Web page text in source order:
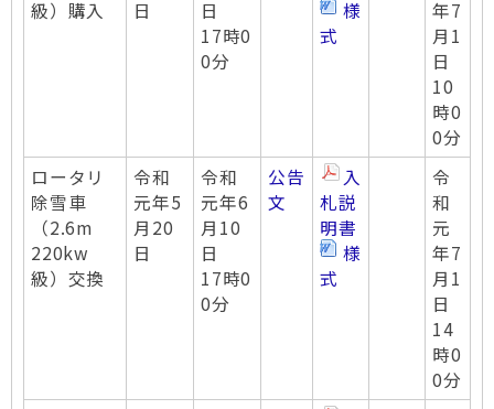
級）購入
日
日
17時0
0分
様
式
年7
月1
日
10
時0
0分
ロータリ
除雪車
（2.6m
220kw
級）交換
令和
元年5
月20
日
令和
元年6
月10
日
17時0
0分
公告
文
入
札説
明書
様
式
令
和
元
年7
月1
日
14
時0
0分